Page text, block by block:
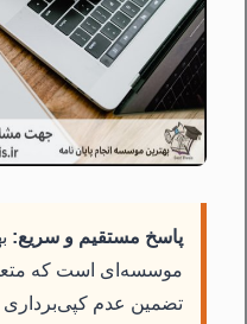
پاسخ مستقیم و سریع:
موسسه‌ای است که